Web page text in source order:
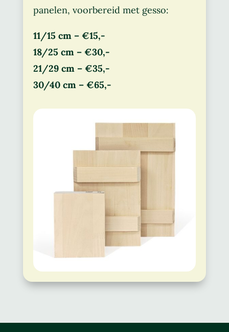
panelen, voorbereid met gesso:
11/15 cm – €15,-
18/25 cm – €30,-
21/29 cm – €35,-
30/40 cm – €65,-